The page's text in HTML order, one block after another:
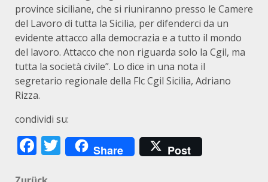
province siciliane, che si riuniranno presso le Camere
del Lavoro di tutta la Sicilia, per difenderci da un
evidente attacco alla democrazia e a tutto il mondo
del lavoro. Attacco che non riguarda solo la Cgil, ma
tutta la società civile”. Lo dice in una nota il
segretario regionale della Flc Cgil Sicilia, Adriano
Rizza.
condividi su:
Facebook
Twitter
Share Post